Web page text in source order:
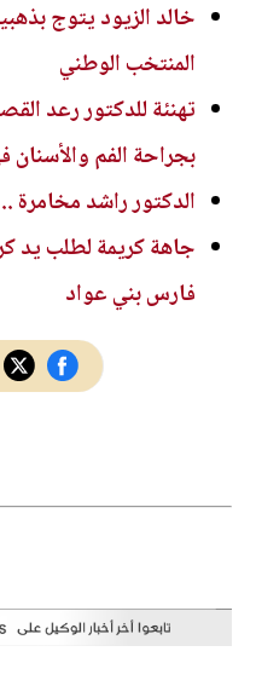
خالد الزيود يتوج
المنتخب الوطني
تهنئة للدكتور رعد
بجراحة الفم
الدكتور راشد مخامرة
جاهة كريمة لطلب يد
فارس بني عواد